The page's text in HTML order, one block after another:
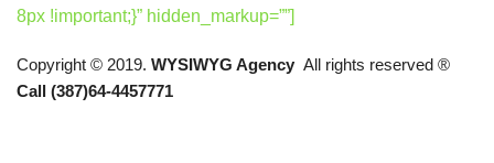
8px !important;}” hidden_markup=””]
Copyright © 2019. WYSIWYG Agency All rights reserved ®
Call (387)64-4457771